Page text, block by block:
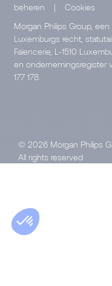
beheren
|
Cookies
Morgan Philips Group,
Luxemburgs recht,
Faïencerie, L-1510
en ondernemingsregister
177 178.
© 2026 Morgan Philips
All rights reserved